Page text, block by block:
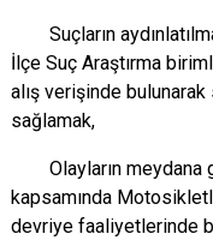
Suçların
İlçe Suç Araştırma
alış verişinde
sağlamak,
Olayların meydana
kapsamında
devriye faaliyetlerinde